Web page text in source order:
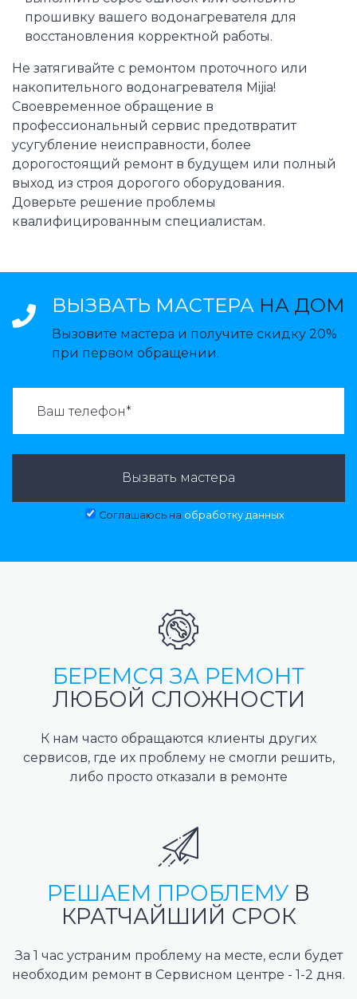
прошивку вашего водонагревателя для
восстановления корректной работы.
Не затягивайте с ремонтом проточного или
накопительного водонагревателя Mijia!
Своевременное обращение в
профессиональный сервис предотвратит
усугубление неисправности, более
дорогостоящий ремонт в будущем или полный
выход из строя дорогого оборудования.
Доверьте решение проблемы
квалифицированным специалистам.
ВЫЗВАТЬ МАСТЕРА НА ДОМ
Вызовите мастера и получите скидку 20%
при первом обращении.
Вызвать мастера
Соглашаюсь на обработку данных
БЕРЕМСЯ ЗА РЕМОНТ
ЛЮБОЙ СЛОЖНОСТИ
К нам часто обращаются клиенты других
сервисов, где их проблему не смогли решить,
либо просто отказали в ремонте
РЕШАЕМ ПРОБЛЕМУ В
КРАТЧАЙШИЙ СРОК
За 1 час устраним проблему на месте, если будет
необходим ремонт в Сервисном центре - 1-2 дня.